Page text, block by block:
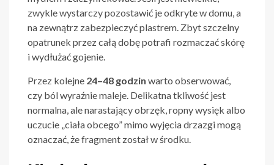
zwykle wystarczy pozostawić je odkryte w domu, a
na zewnątrz zabezpieczyć plastrem. Zbyt szczelny
opatrunek przez całą dobę potrafi rozmaczać skórę
i wydłużać gojenie.
Przez kolejne 24–48 godzin warto obserwować,
czy ból wyraźnie maleje. Delikatna tkliwość jest
normalna, ale narastający obrzęk, ropny wysięk albo
uczucie „ciała obcego” mimo wyjęcia drzazgi mogą
oznaczać, że fragment został w środku.